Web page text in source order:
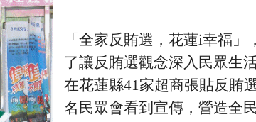
「全家反賄選，花蓮i幸福」
了讓反賄選觀念深入民眾生
在花蓮縣41 家超商張貼反賄
名民眾會看到宣傳，營造全